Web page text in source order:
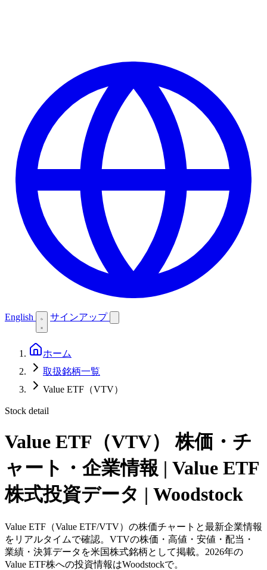
English サインアップ
ホーム
取扱銘柄一覧
Value ETF（VTV）
Stock detail
Value ETF（VTV）
株価・チ
ャート・企業情報 | Value ETF
株式投資データ | Woodstock
Value ETF（Value ETF/VTV）の株価チャートと最新企業情報
をリアルタイムで確認。VTVの株価・高値・安値・配当・
業績・決算データを米国株式銘柄として掲載。2026年の
Value ETF株への投資情報はWoodstockで。